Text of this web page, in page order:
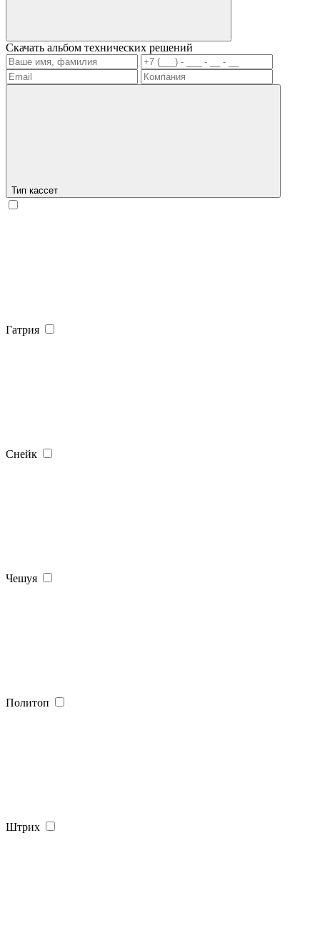
Скачать альбом технических решений
Тип кассет
Гатрия
Снейк
Чешуя
Политоп
Штрих